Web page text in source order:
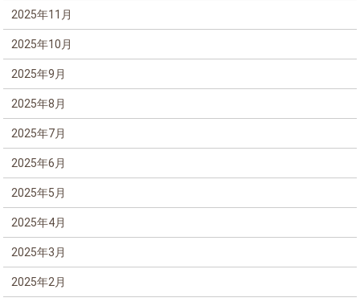
2025年11月
2025年10月
2025年9月
2025年8月
2025年7月
2025年6月
2025年5月
2025年4月
2025年3月
2025年2月